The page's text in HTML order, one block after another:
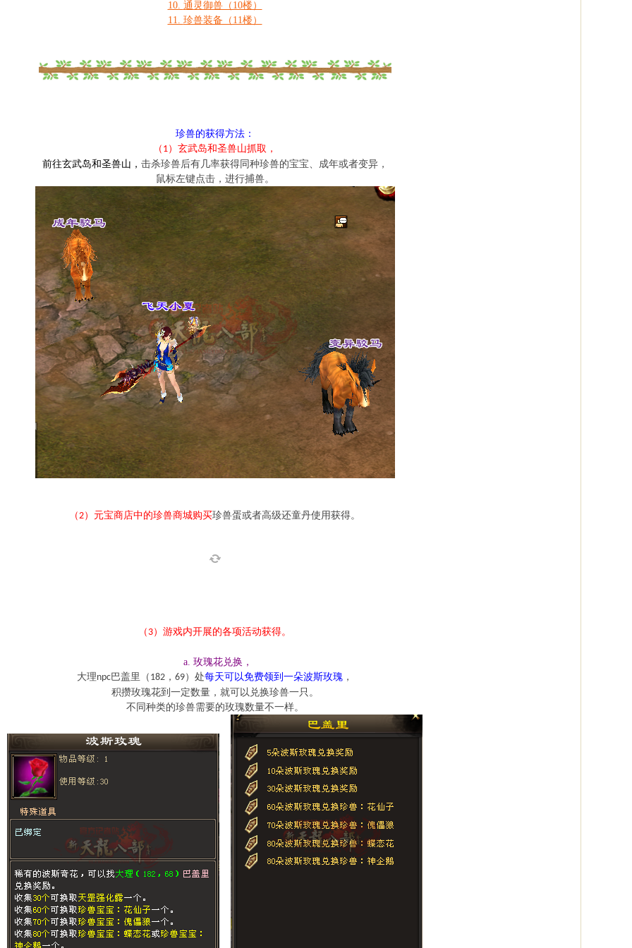
10. 通灵御兽（10楼）
11. 珍兽装备（11楼）
珍兽的获得方法：
（ 1）玄武岛和圣兽山抓取，
前往玄武岛和圣兽山， 击杀珍兽后有几率获得同种珍兽的宝宝、成年或者变异，
鼠标左键点击，进行捕兽。
（2）元宝商店中的珍兽商城购买珍兽蛋或者高级还童丹使用获得。
（ 3）游戏内开展的各项活动获得。
a. 玫瑰花兑换，
大理npc巴盖里（ 182 ， 69）处每天可以免费领到一朵波斯玫瑰 ，
积攒玫瑰花到一定数量，就可以兑换珍兽一只。
不同种类的珍兽需要的玫瑰数量不一样。